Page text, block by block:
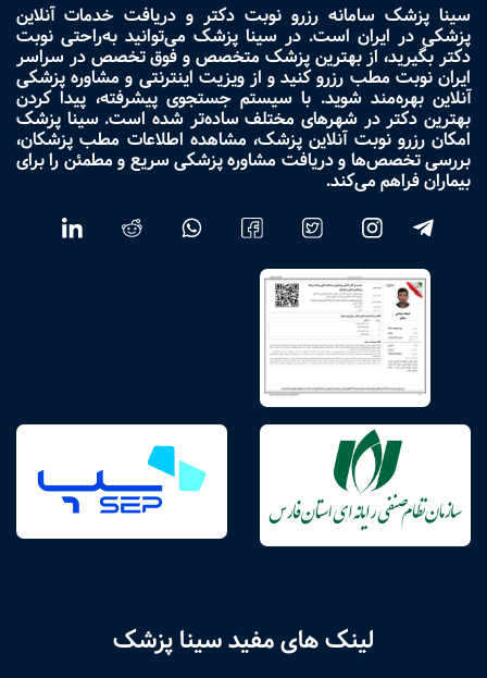
سینا پزشک سامانه رزرو نوبت دکتر و دریافت خدمات آنلاین
پزشکی در ایران است. در سینا پزشک می‌توانید به‌راحتی نوبت
دکتر بگیرید، از بهترین پزشک متخصص و فوق تخصص در سراسر
ایران نوبت مطب رزرو کنید و از ویزیت اینترنتی و مشاوره پزشکی
آنلاین بهره‌مند شوید. با سیستم جستجوی پیشرفته، پیدا کردن
بهترین دکتر در شهرهای مختلف ساده‌تر شده است. سینا پزشک
امکان رزرو نوبت آنلاین پزشک، مشاهده اطلاعات مطب پزشکان،
بررسی تخصص‌ها و دریافت مشاوره پزشکی سریع و مطمئن را برای
بیماران فراهم می‌کند.
لینک های مفید سینا پزشک